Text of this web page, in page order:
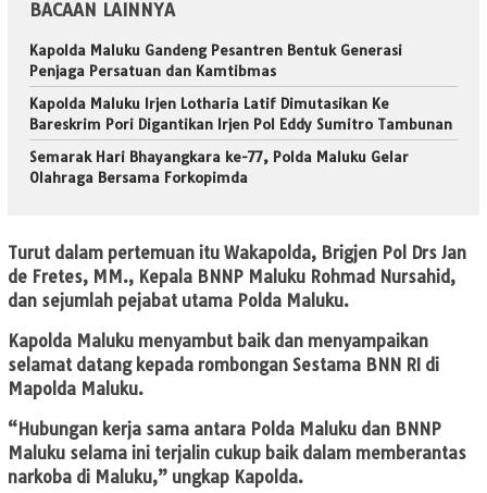
BACAAN LAINNYA
Kapolda Maluku Gandeng Pesantren Bentuk Generasi
Penjaga Persatuan dan Kamtibmas
Kapolda Maluku Irjen Lotharia Latif Dimutasikan Ke
Bareskrim Pori Digantikan Irjen Pol Eddy Sumitro Tambunan
Semarak Hari Bhayangkara ke-77, Polda Maluku Gelar
Olahraga Bersama Forkopimda
Turut dalam pertemuan itu Wakapolda, Brigjen Pol Drs Jan
de Fretes, MM., Kepala BNNP Maluku Rohmad Nursahid,
dan sejumlah pejabat utama Polda Maluku.
Kapolda Maluku menyambut baik dan menyampaikan
selamat datang kepada rombongan Sestama BNN RI di
Mapolda Maluku.
“Hubungan kerja sama antara Polda Maluku dan BNNP
Maluku selama ini terjalin cukup baik dalam memberantas
narkoba di Maluku,” ungkap Kapolda.